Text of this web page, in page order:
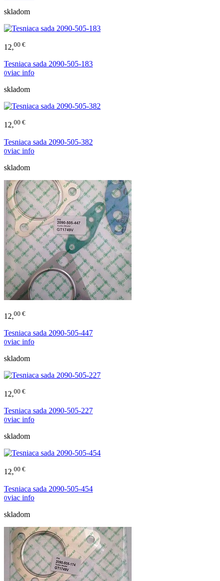
skladom
12,00 €
Tesniaca sada 2090-505-183
0viac info
skladom
12,00 €
Tesniaca sada 2090-505-382
0viac info
skladom
12,00 €
Tesniaca sada 2090-505-447
0viac info
skladom
12,00 €
Tesniaca sada 2090-505-227
0viac info
skladom
12,00 €
Tesniaca sada 2090-505-454
0viac info
skladom